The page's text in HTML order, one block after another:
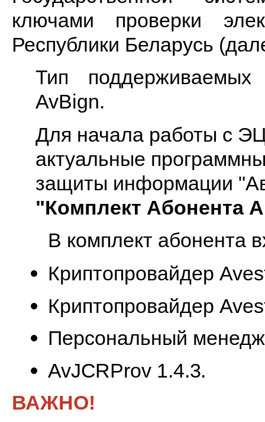
ключами проверки
Республики Беларусь
Тип поддерживаемых
AvBign.
Для начала работы с
актуальные
защиты информации
"Комплект Абонента
В комплект абонента
Криптопровайдер
Криптопровайдер
Персональный
AvJCRProv 1.4.3.
ВАЖНО!